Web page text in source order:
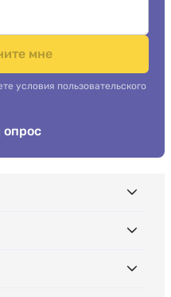
мне
условия пользовательского
опрос